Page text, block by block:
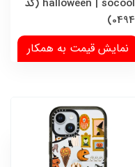
0494)
نمایش قیمت به همکار